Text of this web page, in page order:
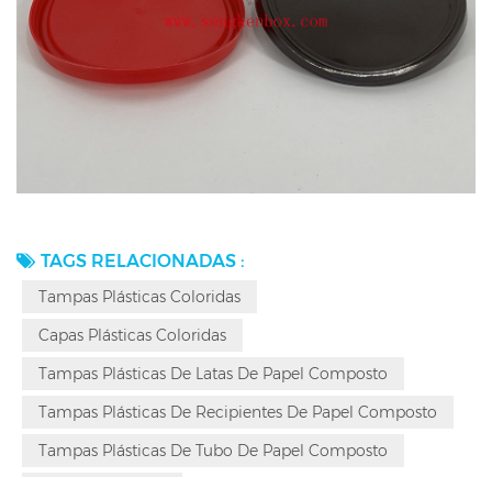
TAGS RELACIONADAS :
Tampas Plásticas Coloridas
Capas Plásticas Coloridas
Tampas Plásticas De Latas De Papel Composto
Tampas Plásticas De Recipientes De Papel Composto
Tampas Plásticas De Tubo De Papel Composto